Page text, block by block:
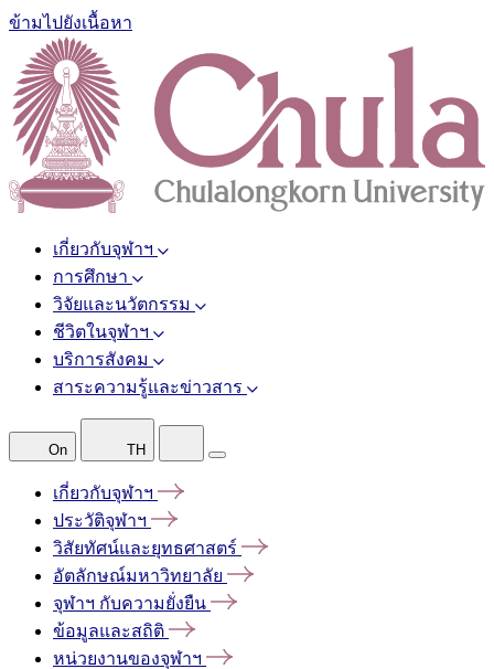
ข้ามไปยังเนื้อหา
เกี่ยวกับจุฬาฯ
การศึกษา
วิจัยและนวัตกรรม
ชีวิตในจุฬาฯ
บริการสังคม
สาระความรู้และข่าวสาร
On TH
เกี่ยวกับจุฬาฯ
ประวัติจุฬาฯ
วิสัยทัศน์และยุทธศาสตร์
อัตลักษณ์มหาวิทยาลัย
จุฬาฯ กับความยั่งยืน
ข้อมูลและสถิติ
หน่วยงานของจุฬาฯ